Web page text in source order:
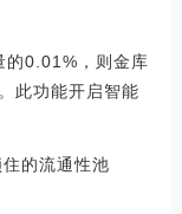
的0.01%，则金库
此功能开启智能
的流通性池